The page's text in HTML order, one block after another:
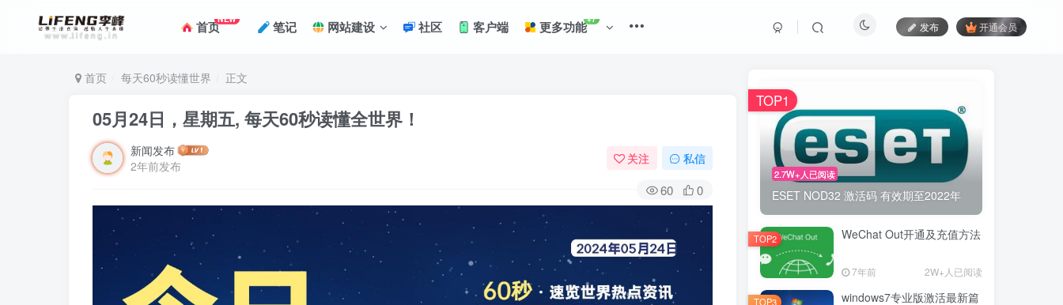
首页NEW 笔记 网站建设 社区 客户端 更多功能+7
发布 开通会员
首页 每天60秒读懂世界 正文
05月24日，星期五, 每天60秒读懂全世界！
新闻发布
2年前发布
关注 私信
60 0
2.7W+人已阅读
ESET NOD32 激活码 有效期至2022年
TOP1
WeChat Out开通及充值方法
7年前 2W+人已阅读
TOP2
windows7专业版激活最新篇
TOP3